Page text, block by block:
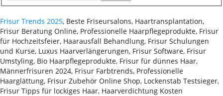
Frisur Trends 2025, Beste Friseursalons, Haartransplantation,
Frisur Beratung Online, Professionelle Haarpflegeprodukte, Frisur
für Hochzeitsfeier, Haarausfall Behandlung, Frisur Schulungen
und Kurse, Luxus Haarverlängerungen, Frisur Software, Frisur
Umstyling, Bio Haarpflegeprodukte, Frisur für dünnes Haar,
Männerfrisuren 2024, Frisur Farbtrends, Professionelle
Haarglättung, Frisur Zubehör Online Shop, Lockenstab Testsieger,
Frisur Tipps für lockiges Haar, Haarverdichtung Kosten